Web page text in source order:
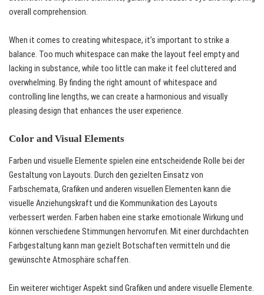
overall comprehension.
When it comes to creating whitespace, it’s important to strike a
balance. Too much whitespace can make the layout feel empty and
lacking in substance, while too little can make it feel cluttered and
overwhelming. By finding the right amount of whitespace and
controlling line lengths, we can create a harmonious and visually
pleasing design that enhances the user experience.
Color and Visual Elements
Farben und visuelle Elemente spielen eine entscheidende Rolle bei der
Gestaltung von Layouts. Durch den gezielten Einsatz von
Farbschemata, Grafiken und anderen visuellen Elementen kann die
visuelle Anziehungskraft und die Kommunikation des Layouts
verbessert werden. Farben haben eine starke emotionale Wirkung und
können verschiedene Stimmungen hervorrufen. Mit einer durchdachten
Farbgestaltung kann man gezielt Botschaften vermitteln und die
gewünschte Atmosphäre schaffen.
Ein weiterer wichtiger Aspekt sind Grafiken und andere visuelle Elemente.